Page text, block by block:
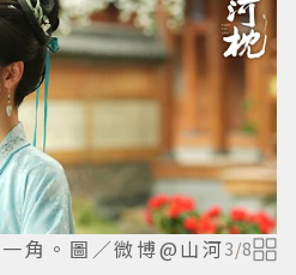
角。圖／微博@山河3/8